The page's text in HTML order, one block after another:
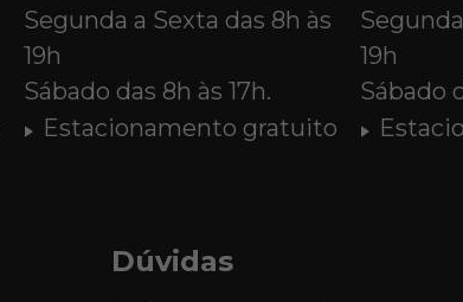
Segunda a Sexta das 8h às
19h
Sábado das 8h às 17h.
Estacionamento gratuito
19h
Sábado
Dúvidas